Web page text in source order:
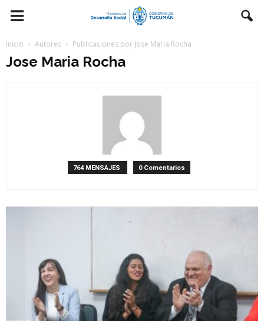
Inicio Autores Publicaciones por Jose Maria Rocha
Jose Maria Rocha
764 MENSAJES 0 Comentarios